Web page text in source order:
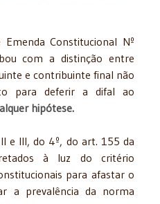
Constitucional Nº
com a distinção entre
e contribuinte final não
para deferir a difal ao
hipótese.
e III, do 4º, do art. 155 da
à luz do critério
para afastar o
a prevalência da norma